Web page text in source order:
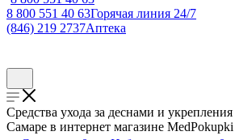
8 800 551 40 63Горячая линия 24/7
(846) 219 2737Аптека
Средства ухода за деснами и
Самаре в интернет магазине MedPokupki